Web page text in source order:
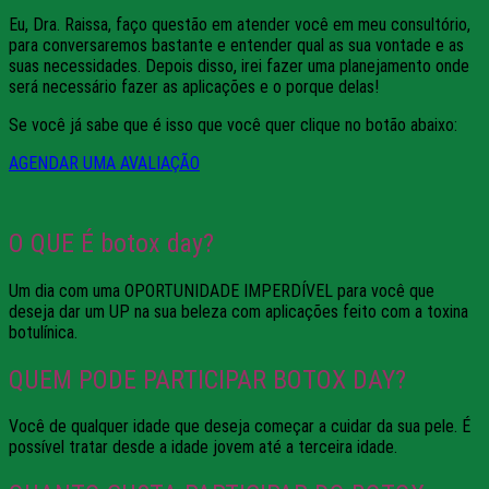
Eu, Dra. Raissa, faço questão em atender você em meu consultório,
para conversaremos bastante e entender qual as sua vontade e as
suas necessidades. Depois disso, irei fazer uma planejamento onde
será necessário fazer as aplicações e o porque delas!
Se você já sabe que é isso que você quer clique no botão abaixo:
AGENDAR UMA AVALIAÇÃO
O QUE É botox day?
Um dia com uma OPORTUNIDADE IMPERDÍVEL para você que
deseja dar um UP na sua beleza com aplicações feito com a toxina
botulínica.
QUEM PODE PARTICIPAR BOTOX DAY?
Você de qualquer idade que deseja começar a cuidar da sua pele. É
possível tratar desde a idade jovem até a terceira idade.